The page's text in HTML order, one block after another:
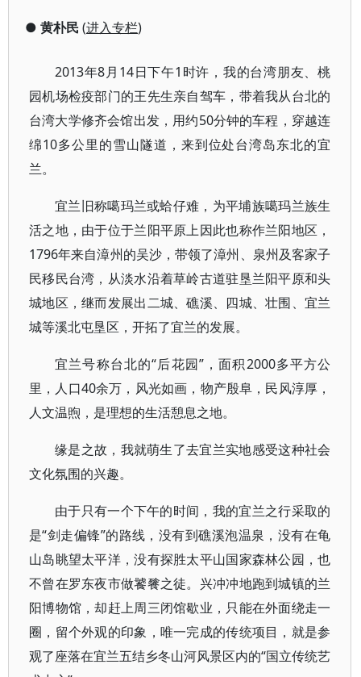
● 黄朴民(进入专栏)
2013年8月14日下午1时许，我的台湾朋友、桃
园机场检疫部门的王先生亲自驾车，带着我从台北的
台湾大学修齐会馆出发，用约50分钟的车程，穿越连
绵10多公里的雪山隧道，来到位处台湾岛东北的宜
兰。
宜兰旧称噶玛兰或蛤仔难，为平埔族噶玛兰族生
活之地，由于位于兰阳平原上因此也称作兰阳地区，
1796年来自漳州的吴沙，带领了漳州、泉州及客家子
民移民台湾，从淡水沿着草岭古道驻垦兰阳平原和头
城地区，继而发展出二城、礁溪、四城、壮围、宜兰
城等溪北屯垦区，开拓了宜兰的发展。
宜兰号称台北的“后花园”，面积2000多平方公
里，人口40余万，风光如画，物产殷阜，民风淳厚，
人文温煦，是理想的生活憩息之地。
缘是之故，我就萌生了去宜兰实地感受这种社会
文化氛围的兴趣。
由于只有一个下午的时间，我的宜兰之行采取的
是“剑走偏锋”的路线，没有到礁溪泡温泉，没有在龟
山岛眺望太平洋，没有探胜太平山国家森林公园，也
不曾在罗东夜市做饕餮之徒。兴冲冲地跑到城镇的兰
阳博物馆，却赶上周三闭馆歇业，只能在外面绕走一
圈，留个外观的印象，唯一完成的传统项目，就是参
观了座落在宜兰五结乡冬山河风景区内的“国立传统艺